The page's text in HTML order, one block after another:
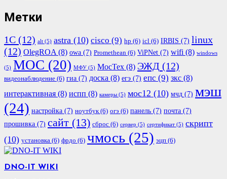
Метки
1С (12) alt (5) astra (10) cisco (9) hp (6) icl (6) IRBIS (7) linux
(12) OlegROA(8) owa (7) Promethean (6) ViPNet (7) wifi (8) windows
(5) МОС (20) МФУ (5) МосТех (8) ЭЖД (12)
видеонаблюдение (6) гиа (7) доска (8) егэ (7) епс (9) зкс (8)
интерактивная (8) испп (8) камеры (5) мос12 (10) мчд (7) мэш
(24) настройка (7) ноутбук(6) огэ (6) панель (7) почта (7)
прошивка (7) сайт (13) сброс (6) сервер (5) сертификат (5) скрипт
(10) установка (6) фрдо (6) чмось (25) эцп (6)
DNO-IT WIKI